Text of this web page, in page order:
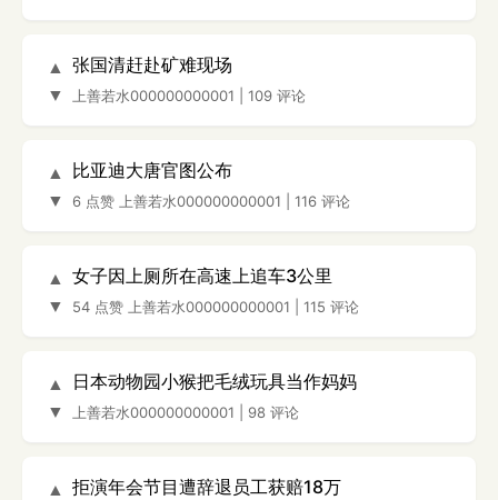
▲
▼
张国清赶赴矿难现场
上善若水000000000001 109 评论
▲
▼
比亚迪大唐官图公布
6 点赞 上善若水000000000001 116 评论
▲
▼
女子因上厕所在高速上追车3公里
54 点赞 上善若水000000000001 115 评论
▲
▼
日本动物园小猴把毛绒玩具当作妈妈
上善若水000000000001 98 评论
▲
拒演年会节目遭辞退员工获赔18万